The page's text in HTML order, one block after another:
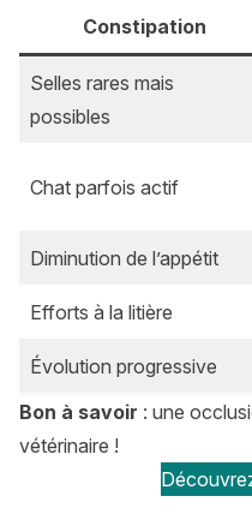
Constipation
Selles rares mais
possibles
Chat parfois actif
Diminution de l’appétit
Efforts à la litière
Évolution progressive
Bon à savoir : une
vétérinaire !